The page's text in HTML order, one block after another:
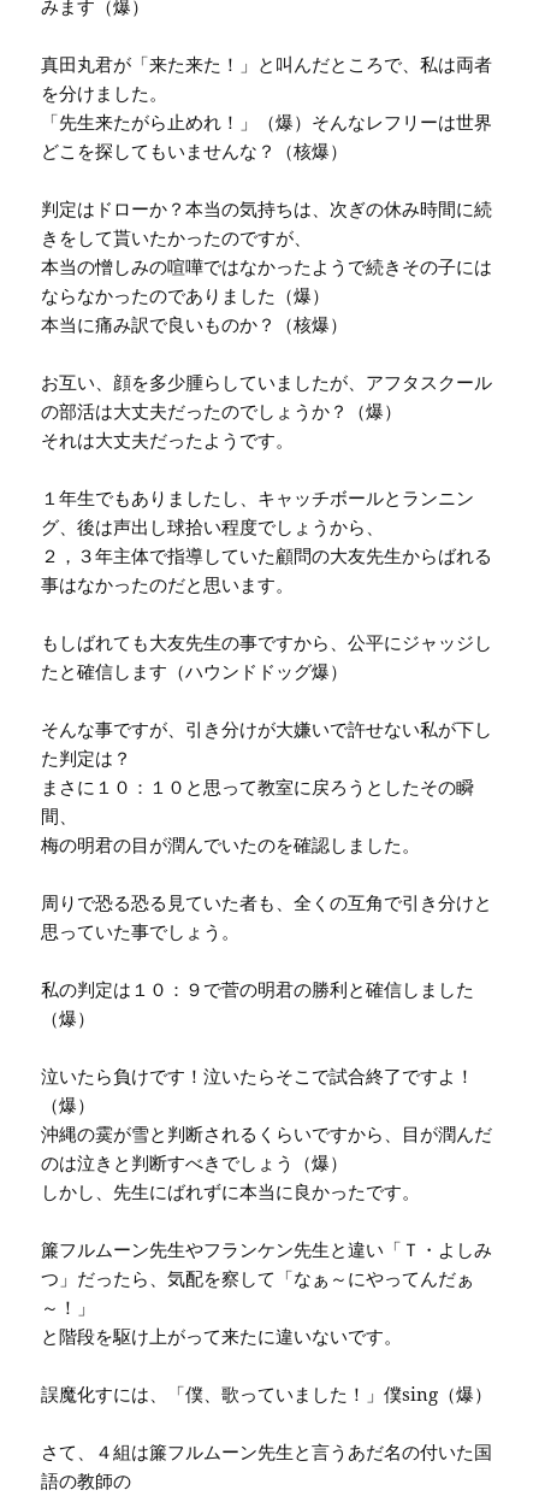
みます（爆）
真田丸君が「来た来た！」と叫んだところで、私は両者
を分けました。
「先生来たがら止めれ！」（爆）そんなレフリーは世界
どこを探してもいませんな？（核爆）
判定はドローか？本当の気持ちは、次ぎの休み時間に続
きをして貰いたかったのですが、
本当の憎しみの喧嘩ではなかったようで続きその子には
ならなかったのでありました（爆）
本当に痛み訳で良いものか？（核爆）
お互い、顔を多少腫らしていましたが、アフタスクール
の部活は大丈夫だったのでしょうか？（爆）
それは大丈夫だったようです。
１年生でもありましたし、キャッチボールとランニン
グ、後は声出し球拾い程度でしょうから、
２，３年主体で指導していた顧問の大友先生からばれる
事はなかったのだと思います。
もしばれても大友先生の事ですから、公平にジャッジし
たと確信します（ハウンドドッグ爆）
そんな事ですが、引き分けが大嫌いで許せない私が下し
た判定は？
まさに１０：１０と思って教室に戻ろうとしたその瞬
間、
梅の明君の目が潤んでいたのを確認しました。
周りで恐る恐る見ていた者も、全くの互角で引き分けと
思っていた事でしょう。
私の判定は１０：９で菅の明君の勝利と確信しました
（爆）
泣いたら負けです！泣いたらそこで試合終了ですよ！
（爆）
沖縄の霙が雪と判断されるくらいですから、目が潤んだ
のは泣きと判断すべきでしょう（爆）
しかし、先生にばれずに本当に良かったです。
簾フルムーン先生やフランケン先生と違い「Ｔ・よしみ
つ」だったら、気配を察して「なぁ～にやってんだぁ
～！」
と階段を駆け上がって来たに違いないです。
誤魔化すには、「僕、歌っていました！」僕sing（爆）
さて、４組は簾フルムーン先生と言うあだ名の付いた国
語の教師の